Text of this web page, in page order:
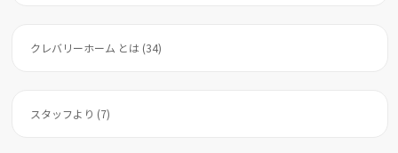
クレバリーホーム とは (34)
スタッフより (7)